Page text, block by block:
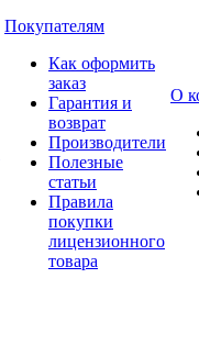
Покупателям
Как оформить
заказ
Гарантия и
возврат
Производители
Полезные
статьи
Правила
покупки
лицензионного
товара
О